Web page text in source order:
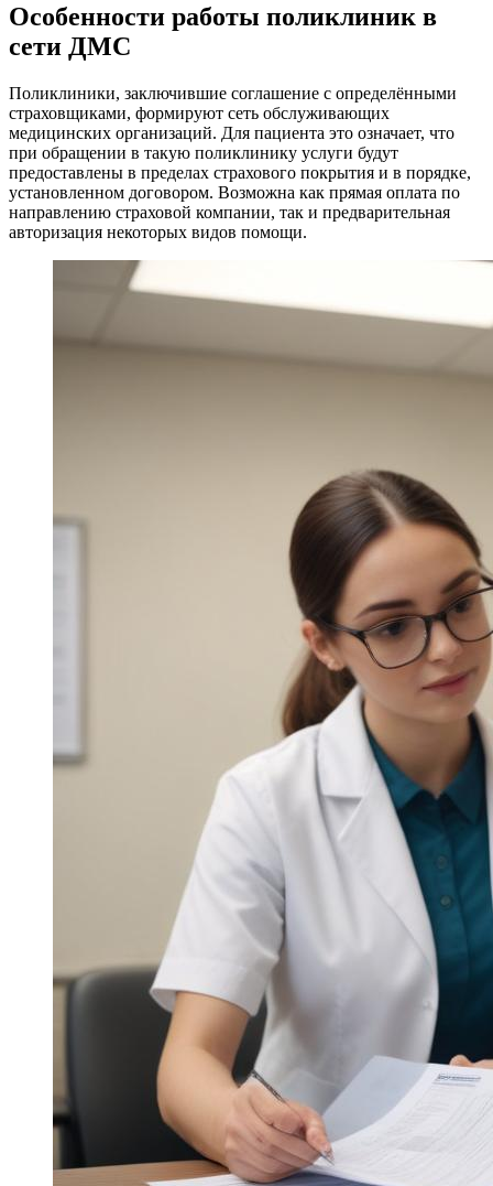
Особенности работы поликлиник в
сети ДМС
Поликлиники, заключившие соглашение с определёнными
страховщиками, формируют сеть обслуживающих
медицинских организаций. Для пациента это означает, что
при обращении в такую поликлинику услуги будут
предоставлены в пределах страхового покрытия и в порядке,
установленном договором. Возможна как прямая оплата по
направлению страховой компании, так и предварительная
авторизация некоторых видов помощи.